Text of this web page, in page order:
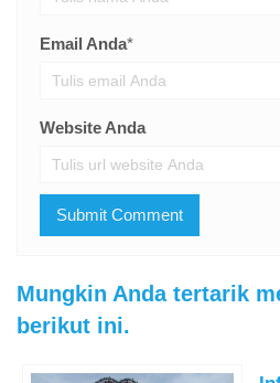
Email Anda*
Website Anda
Mungkin Anda tertarik
berikut ini.